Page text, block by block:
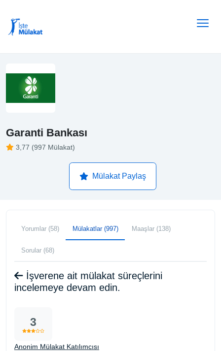
Garanti Bankası
3,77 (997 Mülakat)
Mülakat Paylaş
Yorumlar (58) Mülakatlar (997) Maaşlar (138)
Sorular (68)
İşverene ait mülakat süreçlerini
incelemeye devam edin.
3
Anonim Mülakat Katılımcısı